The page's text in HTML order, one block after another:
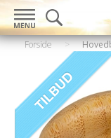
Forside >